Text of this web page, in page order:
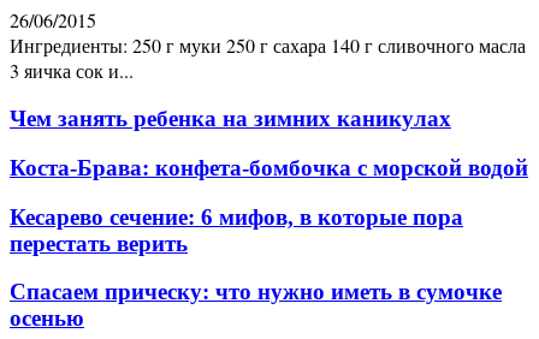
26/06/2015
Ингредиенты: 250 г муки 250 г сахара 140 г сливочного масла
3 яичка сок и...
Чем занять ребенка на зимних каникулах
Коста-Брава: конфета-бомбочка с морской водой
Кесарево сечение: 6 мифов, в которые пора
перестать верить
Спасаем прическу: что нужно иметь в сумочке
осенью